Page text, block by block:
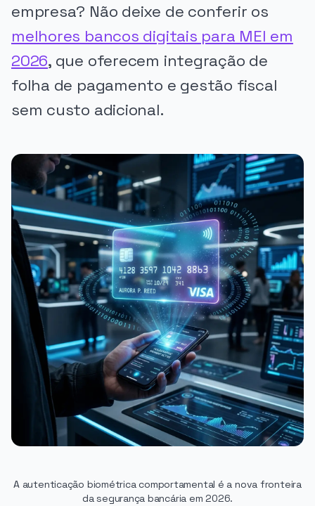
empresa? Não deixe de conferir os
melhores bancos digitais para MEI em
2026, que oferecem integração de
folha de pagamento e gestão fiscal
sem custo adicional.
A autenticação biométrica comportamental é a nova fronteira
da segurança bancária em 2026.